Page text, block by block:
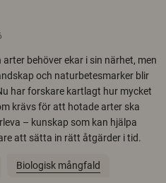
arter behöver ekar i sin närhet, men
och naturbetesmarker blir
har forskare kartlagt hur mycket
krävs för att hotade arter ska
– kunskap som kan hjälpa
att sätta in rätt åtgärder i tid.
Biologisk mångfald